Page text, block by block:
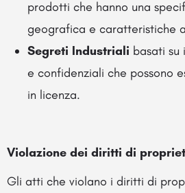
prodotti che hanno una
geografica e caratteristiche
Segreti Industriali basati su
e confidenziali che possono
in licenza.
Violazione dei diritti di
Gli atti che violano i diritti di